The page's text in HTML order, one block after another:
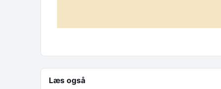
Læs også